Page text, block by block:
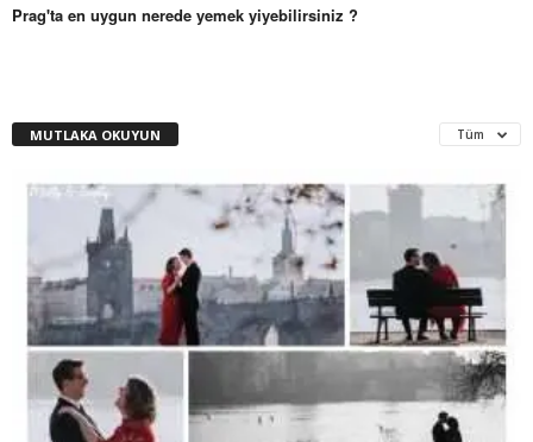
Prag'ta en uygun nerede yemek yiyebilirsiniz ?
MUTLAKA OKUYUN Tüm